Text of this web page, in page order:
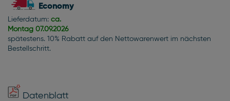
Economy
Lieferdatum: ca.
Montag 07.09.2026
spätestens. 10% Rabatt auf den Nettowarenwert im nächsten
Bestellschritt.
Datenblatt